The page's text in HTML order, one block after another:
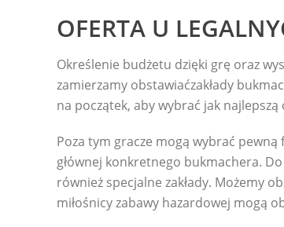
OFERTA U
Określenie budżetu dzięki grę oraz
zamierzamy obstawiaćzakłady
na początek, aby wybrać jak najlepszą
Poza tym gracze mogą wybrać
głównej konkretnego bukmachera.
również specjalne zakłady. Możemy
miłośnicy zabawy hazardowej mogą